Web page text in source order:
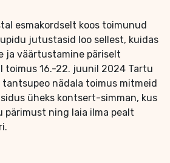
esmakordselt koos toimunud
jutustasid loo sellest, kuidas
ja väärtustamine päriselt
toimus 16.-22. juunil 2024 Tartu
nädala toimus mitmeid
üheks kontsert-simman, kus
pärimust ning laia ilma pealt